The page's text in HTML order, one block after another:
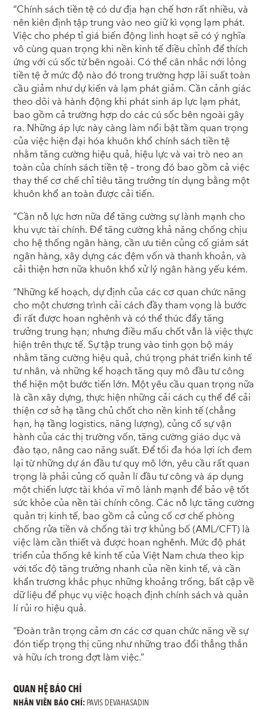
“Chính sách tiền tệ có dư địa hạn chế hơn rất nhiều, và
nên kiên định tập trung vào neo giữ kì vọng lạm phát.
Việc cho phép tỉ giá biến động linh hoạt sẽ có ý nghĩa
vô cùng quan trọng khi nền kinh tế điều chỉnh để thích
ứng với cú sốc từ bên ngoài. Có thể cân nhắc nới lỏng
tiền tệ ở mức độ nào đó trong trường hợp lãi suất toàn
cầu giảm như dự kiến và lạm phát giảm. Cần cảnh giác
theo dõi và hành động khi phát sinh áp lực lạm phát,
bao gồm cả trường hợp do các cú sốc bên ngoài gây
ra. Những áp lực này càng làm nổi bật tầm quan trọng
của việc hiện đại hóa khuôn khổ chính sách tiền tệ
nhằm tăng cường hiệu quả, hiệu lực và vai trò neo an
toàn của chính sách tiền tệ – trong đó bao gồm cả việc
thay thế cơ chế chỉ tiêu tăng trưởng tín dụng bằng một
khuôn khổ an toàn được cải tiến.
“Cần nỗ lực hơn nữa để tăng cường sự lành mạnh cho
khu vực tài chính. Để tăng cường khả năng chống chịu
cho hệ thống ngân hàng, cần ưu tiên củng cố giám sát
ngân hàng, xây dựng các đệm vốn và thanh khoản, và
cải thiện hơn nữa khuôn khổ xử lý ngân hàng yếu kém.
“Những kế hoạch, dự định của các cơ quan chức năng
cho một chương trình cải cách đầy tham vọng là bước
đi rất được hoan nghênh và có thể thúc đẩy tăng
trưởng trung hạn; nhưng điều mấu chốt vẫn là việc thực
hiện trên thực tế. Sự tập trung vào tinh gọn bộ máy
nhằm tăng cường hiệu quả, chú trọng phát triển kinh tế
tư nhân, và những kế hoạch tăng quy mô đầu tư công
thể hiện một bước tiến lớn. Một yêu cầu quan trọng nữa
là cần xây dựng, thực hiện những cải cách cụ thể để cải
thiện cơ sở hạ tầng chủ chốt cho nền kinh tế (chẳng
hạn, hạ tầng logistics, năng lượng), củng cố sự vận
hành của các thị trường vốn, tăng cường giáo dục và
đào tạo, nâng cao năng suất. Để tối đa hóa lợi ích đem
lại từ những dự án đầu tư quy mô lớn, yêu cầu rất quan
trọng là phải củng cố quản lí đầu tư công và áp dụng
một chiến lược tài khóa vĩ mô lành mạnh để bảo vệ tốt
sức khỏe của nền tài chính công. Các nỗ lực tăng cường
quản trị kinh tế, bao gồm cả củng cố cơ chế phòng
chống rửa tiền và chống tài trợ khủng bố (AML/CFT) là
việc làm cần thiết và được hoan nghênh. Mức độ phát
triển của thống kê kinh tế của Việt Nam chưa theo kịp
với tốc độ tăng trưởng nhanh của nền kinh tế, và cần
khẩn trương khắc phục những khoảng trống, bất cập về
dữ liệu để phục vụ việc hoạch định chính sách và quản
lí rủi ro hiệu quả.
“Đoàn trân trọng cảm ơn các cơ quan chức năng về sự
đón tiếp trọng thị cũng như những trao đổi thẳng thắn
và hữu ích trong đợt làm việc.”
QUAN HỆ BÁO CHÍ
NHÂN VIÊN BÁO CHÍ:PAVIS DEVAHASADIN